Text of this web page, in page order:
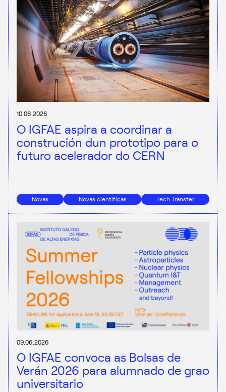
10.06.2026
O IGFAE aspira a coordinar a
construción dun prototipo para o
futuro acelerador do CERN
Novas Novas científicas Tech Transfer
09.06.2026
O IGFAE convoca as Bolsas de
Verán 2026 para alumnado de grao
universitario